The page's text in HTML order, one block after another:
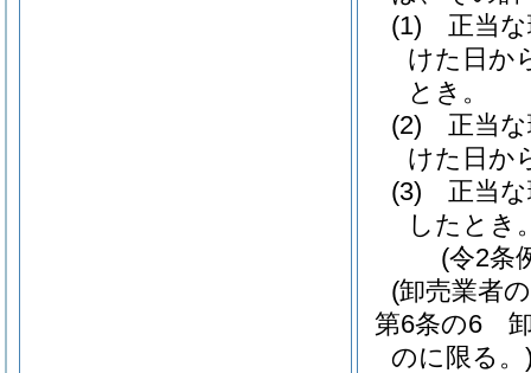
(1)
正当
けた日か
とき。
(2)
正当
けた日か
(3)
正当
したとき
(令2条
(卸売業者
第6条の6
のに限る。